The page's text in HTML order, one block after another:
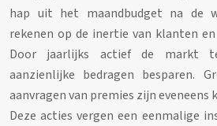
hap uit het maandbudget na de
rekenen op de inertie van klanten
Door jaarlijks actief de markt
aanzienlijke bedragen besparen.
aanvragen van premies zijn
Deze acties vergen een eenmalige